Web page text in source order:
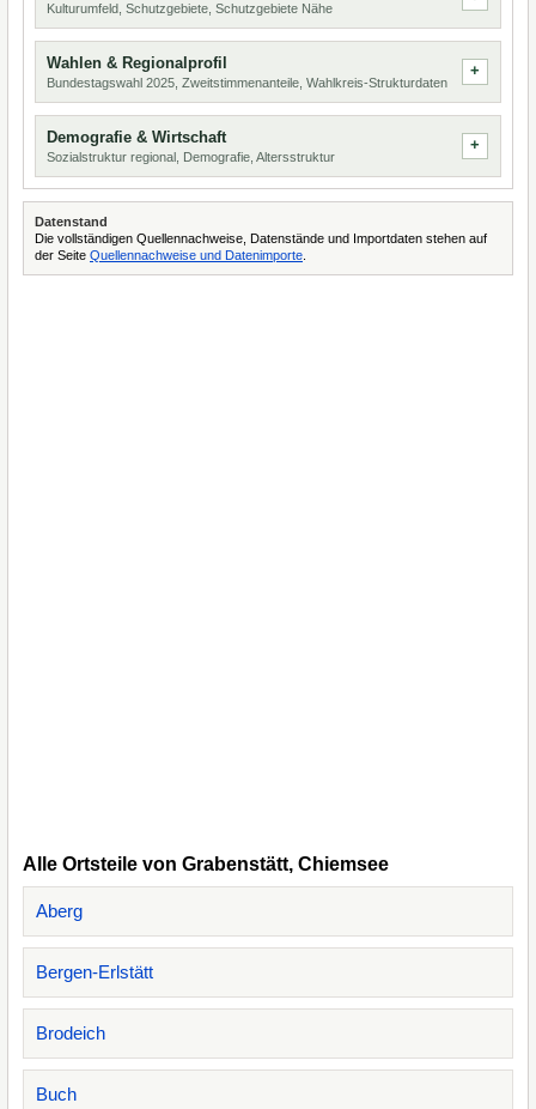
Kulturumfeld, Schutzgebiete, Schutzgebiete Nähe
Wahlen & Regionalprofil
Bundestagswahl 2025, Zweitstimmenanteile, Wahlkreis-Strukturdaten
Demografie & Wirtschaft
Sozialstruktur regional, Demografie, Altersstruktur
Datenstand
Die vollständigen Quellennachweise, Datenstände und Importdaten stehen auf
der Seite Quellennachweise und Datenimporte
Alle Ortsteile von Grabenstätt, Chiemsee
Aberg
Bergen-Erlstätt
Brodeich
Buch